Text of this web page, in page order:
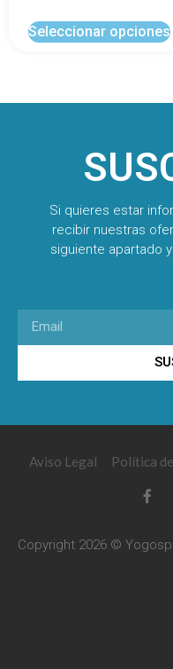
Seleccionar opciones
Si quieres estar
recibir nuestras
siguiente apartado
Aviso Legal Política
Copyright 2026 ©